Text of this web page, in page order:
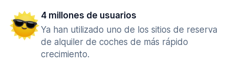
4 millones de usuarios
Ya han utilizado uno de los sitios de reserva
de alquiler de coches de más rápido
crecimiento.